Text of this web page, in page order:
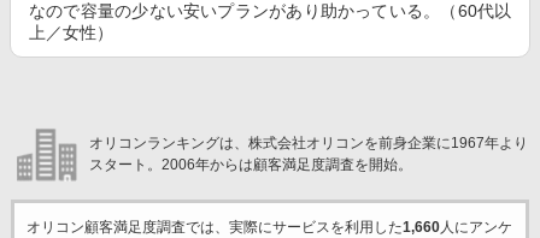
なので容量の少ない安いプランがあり助かっている。（60代以
上／女性）
オリコンランキングは、株式会社オリコンを前身企業に1967年より
スタート。2006年からは顧客満足度調査を開始。
オリコン顧客満足度調査では、実際にサービスを利用した1,660人にアンケ